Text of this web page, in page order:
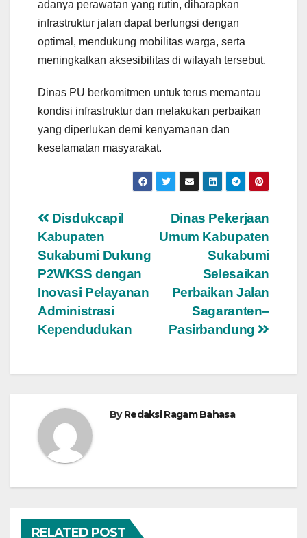
adanya perawatan yang rutin, diharapkan
infrastruktur jalan dapat berfungsi dengan
optimal, mendukung mobilitas warga, serta
meningkatkan aksesibilitas di wilayah tersebut.
Dinas PU berkomitmen untuk terus memantau
kondisi infrastruktur dan melakukan perbaikan
yang diperlukan demi kenyamanan dan
keselamatan masyarakat.
Navigasi
pos
Dinas Pekerjaan
Umum Kabupaten
Sukabumi
Selesaikan
Perbaikan Jalan
Sagaranten–
Pasirbandung
Disdukcapil
Kabupaten
Sukabumi Dukung
P2WKSS dengan
Inovasi Pelayanan
Administrasi
Kependudukan
ByRedaksi Ragam Bahasa
RELATED POST